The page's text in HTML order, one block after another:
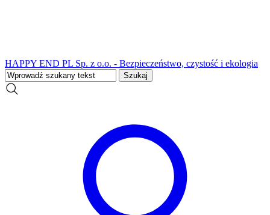
HAPPY END PL Sp. z o.o. - Bezpieczeństwo, czystość i ekologia